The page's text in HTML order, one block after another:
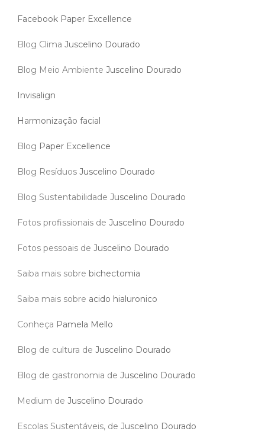
Facebook Paper Excellence
Blog Clima Juscelino Dourado
Blog Meio Ambiente Juscelino Dourado
Invisalign
Harmonização facial
Blog Paper Excellence
Blog Resíduos Juscelino Dourado
Blog Sustentabilidade Juscelino Dourado
Fotos profissionais de Juscelino Dourado
Fotos pessoais de Juscelino Dourado
Saiba mais sobre bichectomia
Saiba mais sobre acido hialuronico
Conheça Pamela Mello
Blog de cultura de Juscelino Dourado
Blog de gastronomia de Juscelino Dourado
Medium de Juscelino Dourado
Escolas Sustentáveis, de Juscelino Dourado